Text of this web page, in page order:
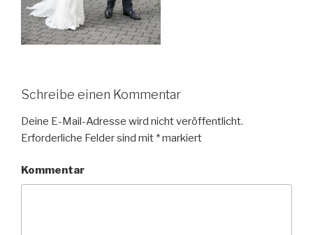
Schreibe einen Kommentar
Deine E-Mail-Adresse wird nicht veröffentlicht.
Erforderliche Felder sind mit *markiert
Kommentar